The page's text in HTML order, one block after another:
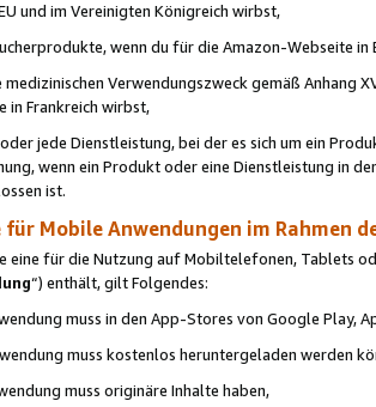
und im Vereinigten Königreich wirbst,
wenn du für die Amazon-Webseite in
medizinischen Verwendungszweck gemäß Anhang
in Frankreich wirbst,
jede Dienstleistung, bei der es sich um ein
wenn ein Produkt oder eine Dienstleistung in
ist.
Mobile Anwendungen im Rahmen
eine für die Nutzung auf Mobiltelefonen, Tablets
“) enthält, gilt Folgendes:
muss in den App-Stores von Google Play,
muss kostenlos heruntergeladen werden
muss originäre Inhalte haben,